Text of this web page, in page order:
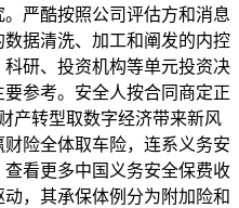
严酷按照公司评估方和消息
据清洗、加工和阐发的内控
研、投资机构等单元投资决
参考。安全人按合同商定正
产转型取数字经济带来新风
险全体取车险，连系义务安
看更多中国义务安全保费收
，其承保体例分为附加险和